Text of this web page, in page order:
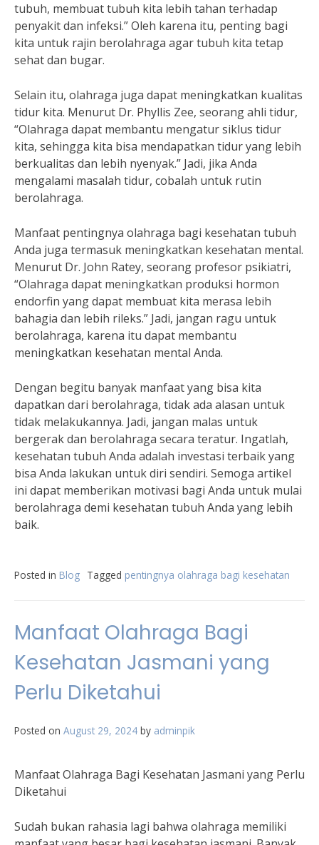
tubuh, membuat tubuh kita lebih tahan terhadap
penyakit dan infeksi.” Oleh karena itu, penting bagi
kita untuk rajin berolahraga agar tubuh kita tetap
sehat dan bugar.
Selain itu, olahraga juga dapat meningkatkan kualitas
tidur kita. Menurut Dr. Phyllis Zee, seorang ahli tidur,
“Olahraga dapat membantu mengatur siklus tidur
kita, sehingga kita bisa mendapatkan tidur yang lebih
berkualitas dan lebih nyenyak.” Jadi, jika Anda
mengalami masalah tidur, cobalah untuk rutin
berolahraga.
Manfaat pentingnya olahraga bagi kesehatan tubuh
Anda juga termasuk meningkatkan kesehatan mental.
Menurut Dr. John Ratey, seorang profesor psikiatri,
“Olahraga dapat meningkatkan produksi hormon
endorfin yang dapat membuat kita merasa lebih
bahagia dan lebih rileks.” Jadi, jangan ragu untuk
berolahraga, karena itu dapat membantu
meningkatkan kesehatan mental Anda.
Dengan begitu banyak manfaat yang bisa kita
dapatkan dari berolahraga, tidak ada alasan untuk
tidak melakukannya. Jadi, jangan malas untuk
bergerak dan berolahraga secara teratur. Ingatlah,
kesehatan tubuh Anda adalah investasi terbaik yang
bisa Anda lakukan untuk diri sendiri. Semoga artikel
ini dapat memberikan motivasi bagi Anda untuk mulai
berolahraga demi kesehatan tubuh Anda yang lebih
baik.
Posted in Blog Tagged pentingnya olahraga bagi kesehatan
Manfaat Olahraga Bagi
Kesehatan Jasmani yang
Perlu Diketahui
Posted on August 29, 2024 by adminpik
Manfaat Olahraga Bagi Kesehatan Jasmani yang Perlu
Diketahui
Sudah bukan rahasia lagi bahwa olahraga memiliki